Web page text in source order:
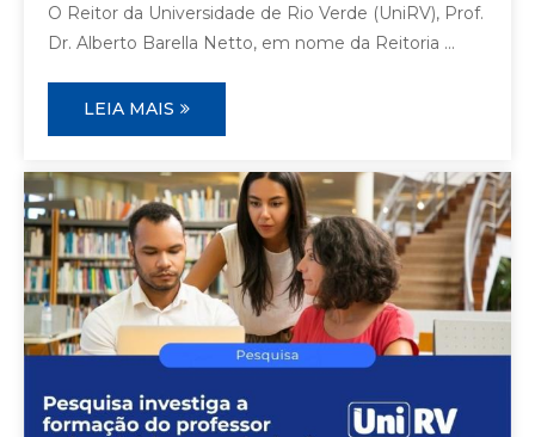
O Reitor da Universidade de Rio Verde (UniRV), Prof.
Dr. Alberto Barella Netto, em nome da Reitoria ...
LEIA MAIS